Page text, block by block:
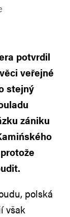
potvrdil
veřejné
stejný
zániku
polská
však